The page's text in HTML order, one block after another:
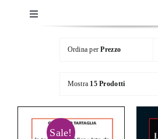
Toggle
Navigation
Chi siamo
Le Collane
Catalogo
Ordina perPrezzo
Mostra 15 Prodotti
Sale!